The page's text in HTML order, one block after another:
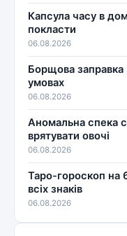
Капсула часу в
покласти
06.08.2026
Борщова
умовах
06.08.2026
Аномальна спека
врятувати овочі
06.08.2026
Таро-гороскоп на
всіх знаків
06.08.2026